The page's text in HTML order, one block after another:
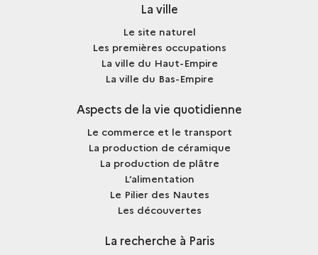
La ville
Le site naturel
Les premières occupations
La ville du Haut-Empire
La ville du Bas-Empire
Aspects de la vie quotidienne
Le commerce et le transport
La production de céramique
La production de plâtre
L’alimentation
Le Pilier des Nautes
Les découvertes
La recherche à Paris